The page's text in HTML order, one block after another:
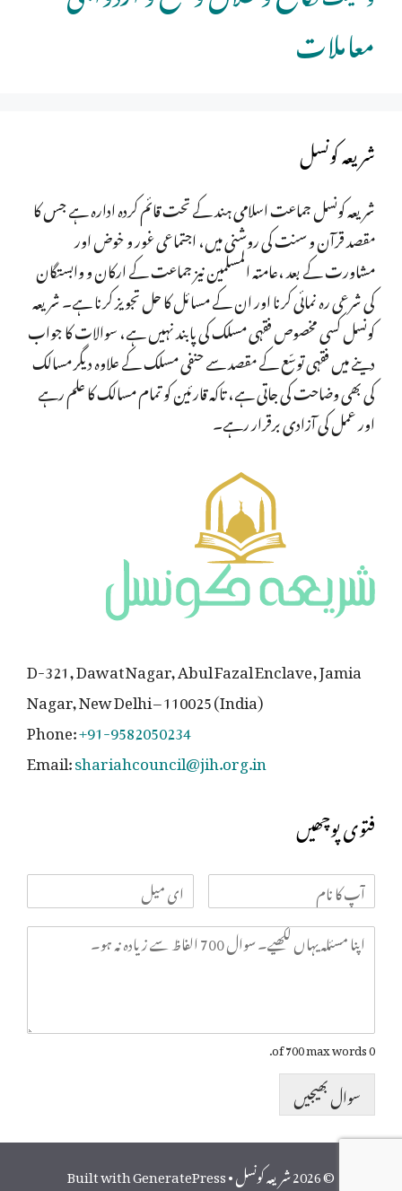
معاملات
شریعہ کونسل
شریعہ کونسل جماعت اسلامی ہند کے تحت قائم کردہ ادارہ ہے جس کا
مقصد قرآن و سنت کی روشنی میں، اجتماعی غور و خوض اور
مشاورت کے بعد ،عامتہ المسلمین نیز جماعت کے ارکان و وابستگان
کی شرعی رہ نمائی کرنا اور ان کے مسائل کا حل تجویز کرنا ہے۔ شریعہ
کونسل کسی مخصوص فقہی مسلک کی پابند نہیں ہے، سوالات کا جواب
دینے میں فقہی توسّع کے مقصد سے حنفی مسلک کے علاوہ دیگر مسالک
کی بھی وضاحت کی جاتی ہے، تاکہ قارئین کو تمام مسالک کا علم رہے
اور عمل کی آزادی برقرار رہے۔
D-321, Dawat Nagar, Abul Fazal Enclave, Jamia
Nagar, New Delhi – 110025 (India)
Phone:+91-9582050234
Email:shariahcouncil@jih.org.in
فتوی پوچھیں
0 of 700 max words.
سوال بھیجیں
© 2026 شریعہ کونسل • Built with
GeneratePress